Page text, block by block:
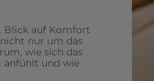
Blick auf Komfort
nur um das
wie sich das
anfühlt und wie